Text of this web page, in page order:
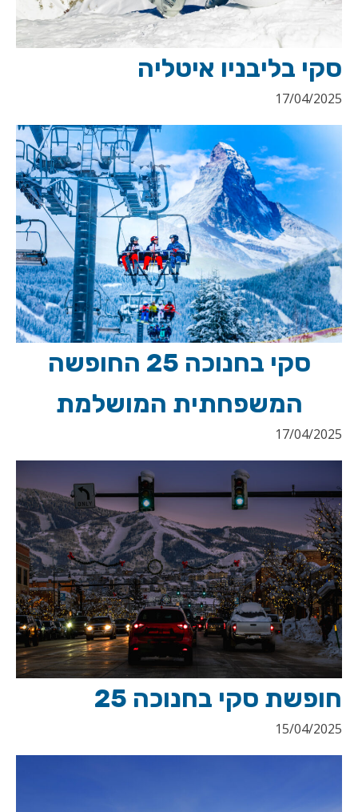
סקי בליבניו איטליה
17/04/2025
סקי בחנוכה 25 החופשה
המשפחתית המושלמת
17/04/2025
חופשת סקי בחנוכה 25
15/04/2025